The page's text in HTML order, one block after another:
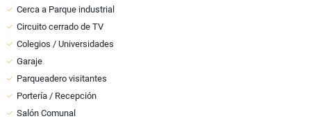
Cerca a Parque industrial
Circuito cerrado de TV
Colegios / Universidades
Garaje
Parqueadero visitantes
Portería / Recepción
Salón Comunal